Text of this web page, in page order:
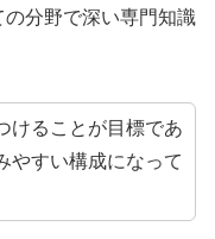
分野で深い専門知識
けることが目標であ
やすい構成になって